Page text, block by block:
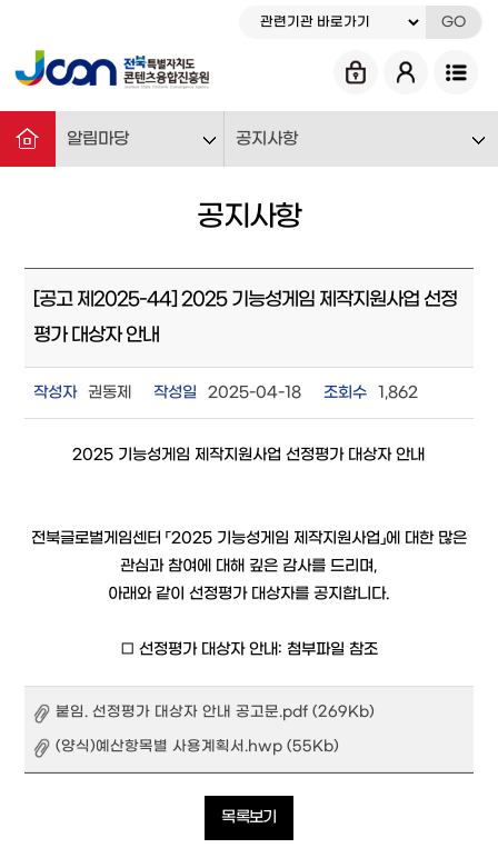
GO
알림마당 공지사항
공지사항
[공고 제2025-44] 2025 기능성게임 제작지원사업 선정
평가 대상자 안내
작성자 권동제 작성일 2025-04-18 조회수 1,862
2025 기능성게임 제작지원사업 선정평가 대상자 안내
전북글로벌게임센터 「2025 기능성게임 제작지원사업」에 대한 많은
관심과 참여에 대해 깊은 감사를 드리며,
아래와 같이 선정평가 대상자를 공지합니다.
□ 선정평가 대상자 안내: 첨부파일 참조
붙임. 선정평가 대상자 안내 공고문.pdf (269Kb)
(양식)예산항목별 사용계획서.hwp (55Kb)
목록보기